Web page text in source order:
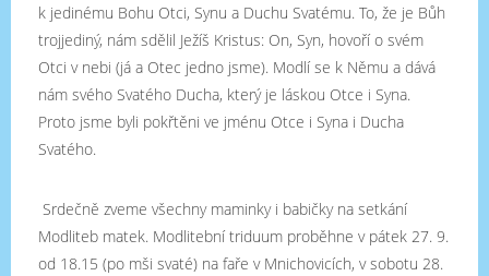
k jedinému Bohu Otci, Synu a Duchu Svatému. To, že je Bůh
trojjediný, nám sdělil Ježíš Kristus: On, Syn, hovoří o svém
Otci v nebi (já a Otec jedno jsme). Modlí se k Němu a dává
nám svého Svatého Ducha, který je láskou Otce i Syna.
Proto jsme byli pokřtěni ve jménu Otce i Syna i Ducha
Svatého.
Srdečně zveme všechny maminky i babičky na setkání
Modliteb matek. Modlitební triduum proběhne v pátek 27. 9.
od 18.15 (po mši svaté) na faře v Mnichovicích, v sobotu 28.